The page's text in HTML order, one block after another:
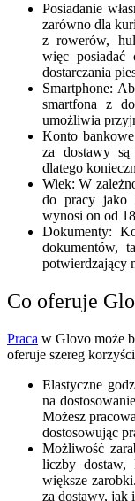
Posiadanie
zarówno dla
z rowerów,
więc posiadać
dostarczania
Smartphone:
smartfona z
umożliwia
Konto
za dostawy
dlatego
Wiek: W
do pracy jako
wynosi on od
Dokumenty:
dokumentów,
potwierdzający
Co oferuje
Praca w Glovo może
oferuje szereg
Elastyczne
na
Możesz
dostosowując
Możliwość
liczby dostaw,
większe
za dostawy, jak